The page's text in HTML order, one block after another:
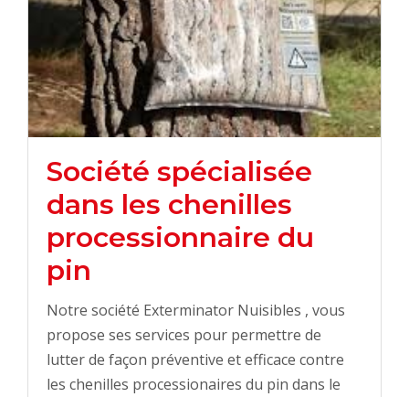
Société spécialisée
dans les chenilles
processionnaire du
pin
Notre société Exterminator Nuisibles , vous
propose ses services pour permettre de
lutter de façon préventive et efficace contre
les chenilles processionaires du pin dans le